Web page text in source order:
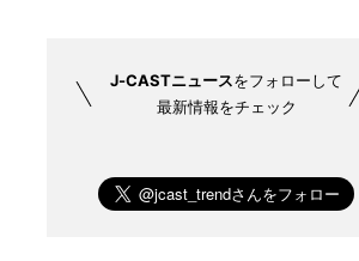
J-CASTニュースをフォローして
最新情報をチェック